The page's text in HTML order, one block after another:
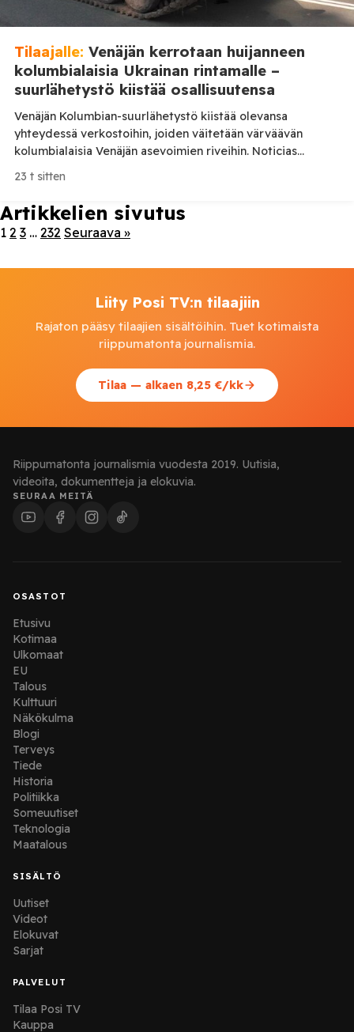
Tilaajalle: Venäjän kerrotaan huijanneen
kolumbialaisia Ukrainan rintamalle –
suurlähetystö kiistää osallisuutensa
Venäjän Kolumbian-suurlähetystö kiistää olevansa
yhteydessä verkostoihin, joiden väitetään värväävän
kolumbialaisia Venäjän asevoimien riveihin. Noticias
Caracolin mukaan osalle lähtijöistä on luvattu suuria
päätyneet lyhyen koulutuksen jälkeen Ukrainan rintamalle.
Venäjän suurlähetystö Bogotássa on kiistänyt yhteytensä
kolumbialaisten värväystä harjoittaviin henkilöihin ja
Caracolin julkaisemaan tutkivaan reportaasiin, jossa […]
23 t sitten
Artikkelien sivutus
1 2 3 … 232 Seuraava »
Liity Posi TV:n tilaajiin
Rajaton pääsy tilaajien sisältöihin. Tuet kotimaista
riippumatonta journalismia.
Tilaa — alkaen 8,25 €/kk
Riippumatonta journalismia vuodesta 2019. Uutisia,
videoita, dokumentteja ja elokuvia.
SEURAA MEITÄ
OSASTOT
Etusivu
Kotimaa
Ulkomaat
EU
Talous
Kulttuuri
Näkökulma
Blogi
Terveys
Tiede
Historia
Politiikka
Someuutiset
Teknologia
Maatalous
SISÄLTÖ
Uutiset
Videot
Elokuvat
Sarjat
PALVELUT
Tilaa Posi TV
Kauppa